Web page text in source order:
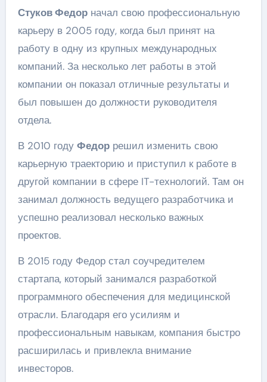
Стуков Федорначал свою профессиональную
карьеру в 2005 году, когда был принят на
работу в одну из крупных международных
компаний. За несколько лет работы в этой
компании он показал отличные результаты и
был повышен до должности руководителя
отдела.
В 2010 году Федоррешил изменить свою
карьерную траекторию и приступил к работе в
другой компании в сфере IT-технологий. Там он
занимал должность ведущего разработчика и
успешно реализовал несколько важных
проектов.
В 2015 году Федор стал соучредителем
стартапа, который занимался разработкой
программного обеспечения для медицинской
отрасли. Благодаря его усилиям и
профессиональным навыкам, компания быстро
расширилась и привлекла внимание
инвесторов.